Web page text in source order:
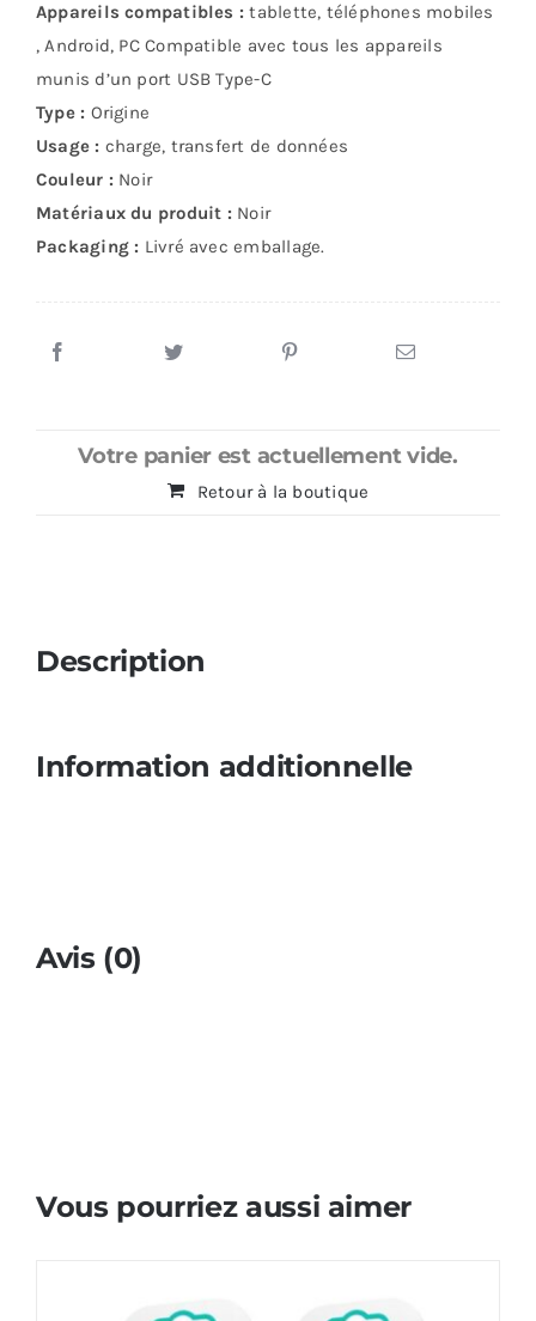
100W
PD
(1,2m)
Noir
Tressé
Appareils compatibles : tablette, téléphones mobiles
, Android, PC Compatible avec tous les appareils
munis d’un port USB Type-C
Type : Origine
Usage : charge, transfert de données
Couleur : Noir
Matériaux du produit : Noir
Packaging : Livré avec emballage.
Votre panier est actuellement vide.
Retour à la boutique
Description
Information additionnelle
Avis (0)
Vous pourriez aussi aimer